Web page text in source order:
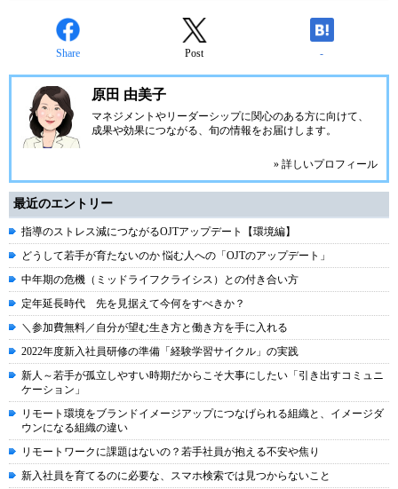
Share Post -
原田 由美子
マネジメントやリーダーシップに関心のある方に向けて、
成果や効果につながる、旬の情報をお届けします。
» 詳しいプロフィール
最近のエントリー
指導のストレス減につながるOJTアップデート【環境編】
どうして若手が育たないのか 悩む人への「OJTのアップデート」
中年期の危機（ミッドライフクライシス）との付き合い方
定年延長時代 先を見据えて今何をすべきか？
＼参加費無料／自分が望む生き方と働き方を手に入れる
2022年度新入社員研修の準備「経験学習サイクル」の実践
新人～若手が孤立しやすい時期だからこそ大事にしたい「引き出すコミュニ
ケーション」
リモート環境をブランドイメージアップにつなげられる組織と、イメージダ
ウンになる組織の違い
リモートワークに課題はないの？若手社員が抱える不安や焦り
新入社員を育てるのに必要な、スマホ検索では見つからないこと